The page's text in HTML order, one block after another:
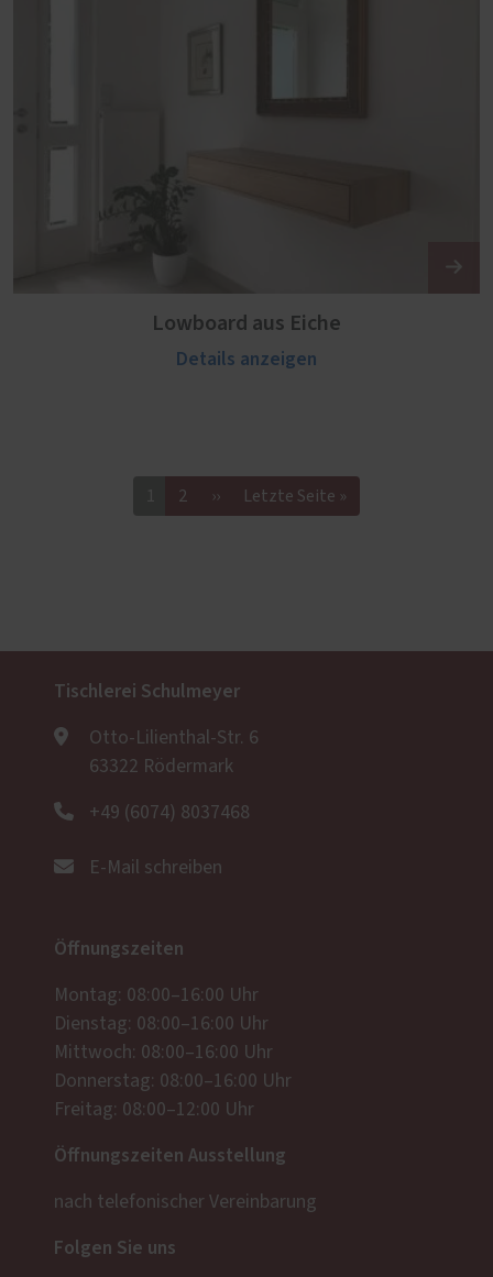
Lowboard aus Eiche
Details anzeigen
2 ›› Letzte Seite »
Tischlerei Schulmeyer
Otto-Lilienthal-Str. 6
63322 Rödermark
+49 (6074) 8037468
E-Mail schreiben
Öffnungszeiten
Montag: 08:00–16:00 Uhr
Dienstag: 08:00–16:00 Uhr
Mittwoch: 08:00–16:00 Uhr
Donnerstag: 08:00–16:00 Uhr
Freitag: 08:00–12:00 Uhr
Öffnungszeiten Ausstellung
nach telefonischer Vereinbarung
Folgen Sie uns